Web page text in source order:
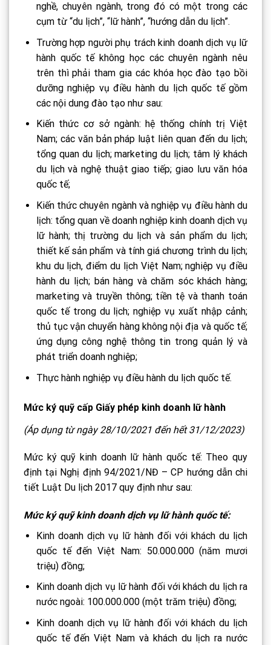
nghề, chuyên ngành, trong đó có một trong các
cụm từ “du lịch”, “lữ hành”, “hướng dẫn du lịch”.
Trường hợp người phụ trách kinh doanh dịch vụ lữ
hành quốc tế không học các chuyên ngành nêu
trên thì phải tham gia các khóa học đào tạo bồi
dưỡng nghiệp vụ điều hành du lịch quốc tế gồm
các nội dung đào tạo như sau:
Kiến thức cơ sở ngành: hệ thống chính trị Việt
Nam; các văn bản pháp luật liên quan đến du lịch;
tổng quan du lịch; marketing du lịch; tâm lý khách
du lịch và nghệ thuật giao tiếp; giao lưu văn hóa
quốc tế;
Kiến thức chuyên ngành và nghiệp vụ điều hành du
lịch: tổng quan về doanh nghiệp kinh doanh dịch vụ
lữ hành; thị trường du lịch và sản phẩm du lịch;
thiết kế sản phẩm và tính giá chương trình du lịch;
khu du lịch, điểm du lịch Việt Nam; nghiệp vụ điều
hành du lịch; bán hàng và chăm sóc khách hàng;
marketing và truyền thông; tiền tệ và thanh toán
quốc tế trong du lịch; nghiệp vụ xuất nhập cảnh;
thủ tục vận chuyển hàng không nội địa và quốc tế;
ứng dụng công nghệ thông tin trong quản lý và
phát triển doanh nghiệp;
Thực hành nghiệp vụ điều hành du lịch quốc tế.
Mức ký quỹ cấp Giấy phép kinh doanh lữ hành
(Áp dụng từ ngày 28/10/2021 đến hết 31/12/2023)
Mức ký quỹ kinh doanh lữ hành quốc tế: Theo quy
định tại Nghị định 94/2021/NĐ – CP hướng dẫn chi
tiết Luật Du lịch 2017 quy định như sau:
Mức ký quỹ kinh doanh dịch vụ lữ hành quốc tế:
Kinh doanh dịch vụ lữ hành đối với khách du lịch
quốc tế đến Việt Nam: 50.000.000 (năm mươi
triệu) đồng;
Kinh doanh dịch vụ lữ hành đối với khách du lịch ra
nước ngoài: 100.000.000 (một trăm triệu) đồng;
Kinh doanh dịch vụ lữ hành đối với khách du lịch
quốc tế đến Việt Nam và khách du lịch ra nước